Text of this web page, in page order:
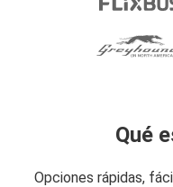
Qué
Opciones rápidas,